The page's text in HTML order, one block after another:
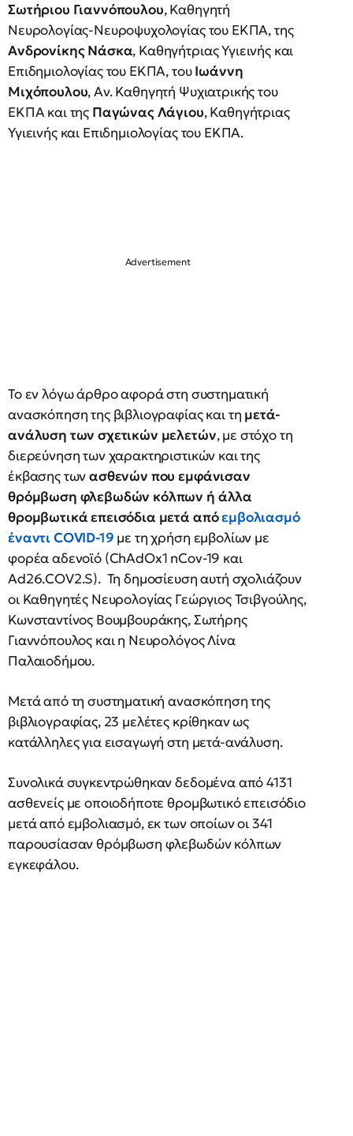
Σωτήριου Γιαννόπουλου, Καθηγητή
Νευρολογίας-Νευροψυχολογίας του ΕΚΠΑ, της
Ανδρονίκης Νάσκα, Καθηγήτριας Υγιεινής και
Επιδημιολογίας του ΕΚΠΑ, τουΙωάννη
Μιχόπουλου, Αν. Καθηγητή Ψυχιατρικής του
ΕΚΠΑ και της Παγώνας Λάγιου, Καθηγήτριας
Υγιεινής και Επιδημιολογίας του ΕΚΠΑ.
Το εν λόγω άρθρο αφορά στη συστηματική
ανασκόπηση της βιβλιογραφίας και τη μετά-
ανάλυση των σχετικών μελετών, με στόχο τη
διερεύνηση των χαρακτηριστικών και της
έκβασης τωνασθενών που εμφάνισαν
θρόμβωση φλεβωδών κόλπων ή άλλα
θρομβωτικά επεισόδια μετά απόεμβολιασμό
έναντι COVID-19 με τη χρήση εμβολίων με
φορέα αδενοϊό (ChAdOx1 nCov-19 και
Ad26.COV2.S). Τη δημοσίευση αυτή σχολιάζουν
οι Καθηγητές Νευρολογίας Γεώργιος Τσιβγούλης,
Κωνσταντίνος Βουμβουράκης, Σωτήρης
Γιαννόπουλος και η Νευρολόγος Λίνα
Παλαιοδήμου.
Μετά από τη συστηματική ανασκόπηση της
βιβλιογραφίας, 23 μελέτες κρίθηκαν ως
κατάλληλες για εισαγωγή στη μετά-ανάλυση.
Συνολικά συγκεντρώθηκαν δεδομένα από 4131
ασθενείς με οποιοδήποτε θρομβωτικό επεισόδιο
μετά από εμβολιασμό, εκ των οποίων οι 341
παρουσίασαν θρόμβωση φλεβωδών κόλπων
εγκεφάλου.